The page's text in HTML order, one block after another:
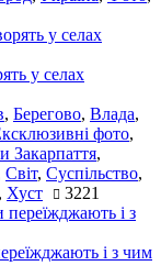
у селах
, Берегово, Влада,
фото,
Закарпаття,
Світ, Суспільство,
, Хуст 3221
і з чим